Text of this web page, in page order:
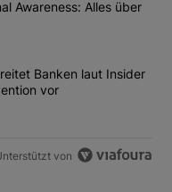
Calls bei Situational
Awareness: Alles über
bereitet
Banken laut Insider
vor
von